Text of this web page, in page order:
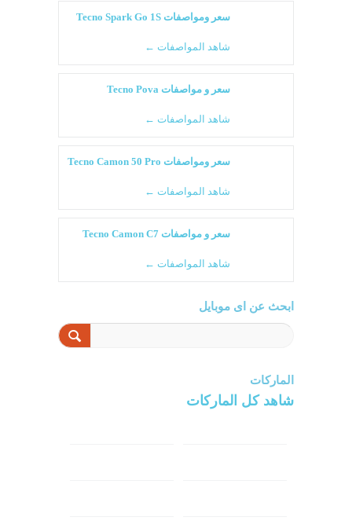
سعر ومواصفات Tecno Spark Go 1S
شاهد المواصفات ←
سعر و مواصفات Tecno Pova
شاهد المواصفات ←
سعر ومواصفات Tecno Camon 50 Pro
شاهد المواصفات ←
سعر و مواصفات Tecno Camon C7
شاهد المواصفات ←
ابحث عن اى موبايل
الماركات
شاهد كل الماركات